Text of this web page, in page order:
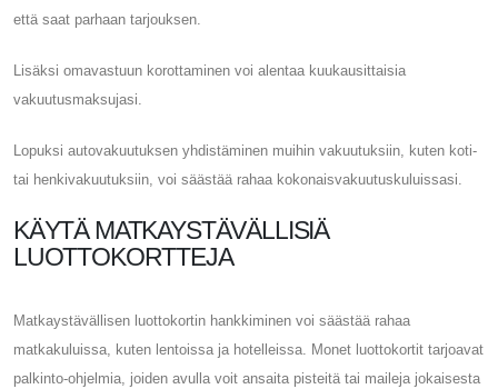
että saat parhaan tarjouksen.
Lisäksi omavastuun korottaminen voi alentaa kuukausittaisia ​​
vakuutusmaksujasi.
Lopuksi autovakuutuksen yhdistäminen muihin vakuutuksiin, kuten koti-
tai henkivakuutuksiin, voi säästää rahaa kokonaisvakuutuskuluissasi.
KÄYTÄ MATKAYSTÄVÄLLISIÄ
LUOTTOKORTTEJA
Matkaystävällisen luottokortin hankkiminen voi säästää rahaa
matkakuluissa, kuten lentoissa ja hotelleissa. Monet luottokortit tarjoavat
palkinto-ohjelmia, joiden avulla voit ansaita pisteitä tai maileja jokaisesta